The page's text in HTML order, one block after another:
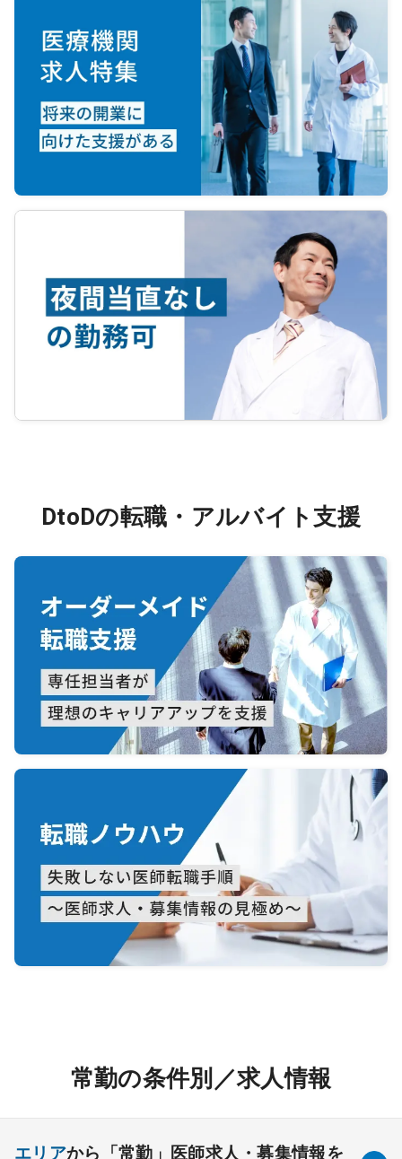
DtoDの転職・アルバイト支援
常勤の条件別／求人情報
エリアから「常勤」医師求人・募集情報を